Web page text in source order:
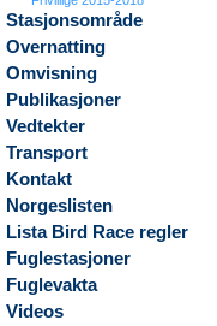
Stasjonsområde
Overnatting
Omvisning
Publikasjoner
Vedtekter
Transport
Kontakt
Norgeslisten
Lista Bird Race regler
Fuglestasjoner
Fuglevakta
Videos